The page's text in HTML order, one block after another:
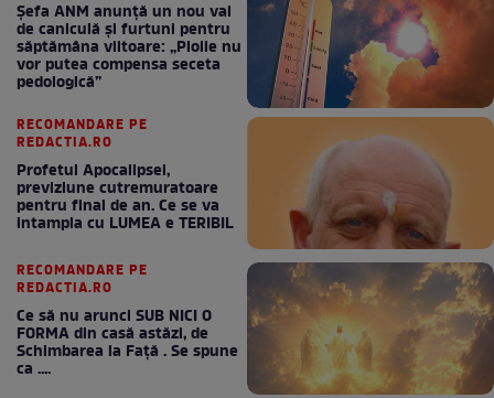
Șefa ANM anunță un nou val
de caniculă și furtuni pentru
săptămâna viitoare: „Ploile nu
vor putea compensa seceta
pedologică”
RECOMANDARE PE
REDACTIA.RO
Profetul Apocalipsei,
previziune cutremuratoare
pentru final de an. Ce se va
intampla cu LUMEA e TERIBIL
RECOMANDARE PE
REDACTIA.RO
Ce să nu arunci SUB NICI O
FORMA din casă astăzi, de
Schimbarea la Față . Se spune
ca ....